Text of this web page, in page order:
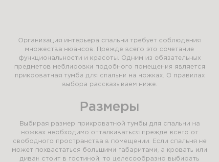
Организация интерьера спальни требует соблюдения
множества нюансов. Прежде всего это сочетание
функциональности и красоты. Одним из обязательных
предметов меблировки подобного помещения является
прикроватная тумба для спальни на ножках. О правилах
выбора рассказываем ниже.
Размеры
Выбирая размер прикроватной тумбы для спальни на
ножках необходимо отталкиваться прежде всего от
свободного пространства в помещении. Если спальня не
может похвастаться большими габаритами, а кровать или
диван стоит в гостиной, то целесообразно выбирать